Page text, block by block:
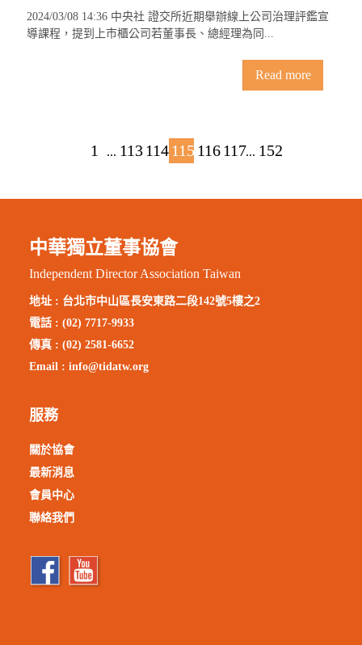
2024/03/08 14:36 中央社 證交所近期舉辦線上公司治理評鑑宣
導課程，提到上市櫃公司若董事長、總經理為同...
Read more
1 ... 113114 115 116117... 152
中華獨立董事協會
Independent Director Association Taiwan
地址 : 台北市中山區長安東路二段142號5樓之2
電話 : (02) 7717-9933
傳真 : (02) 2581-6652
Email :info@tidatw.org
服務
關於協會
最新消息
會員中心
聯絡我們